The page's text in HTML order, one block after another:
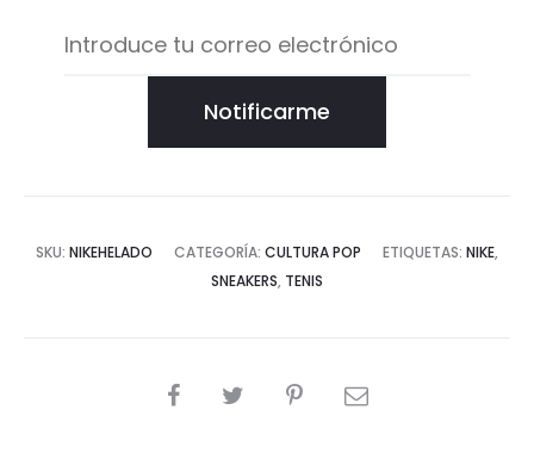
Notificarme
SKU: NIKEHELADO CATEGORÍA: CULTURA POP ETIQUETAS: NIKE,
SNEAKERS, TENIS
COMPARTIR